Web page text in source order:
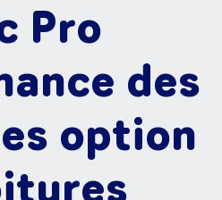
Pro
des
option